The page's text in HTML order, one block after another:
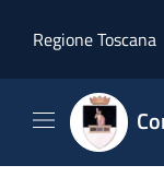
Regione Toscana